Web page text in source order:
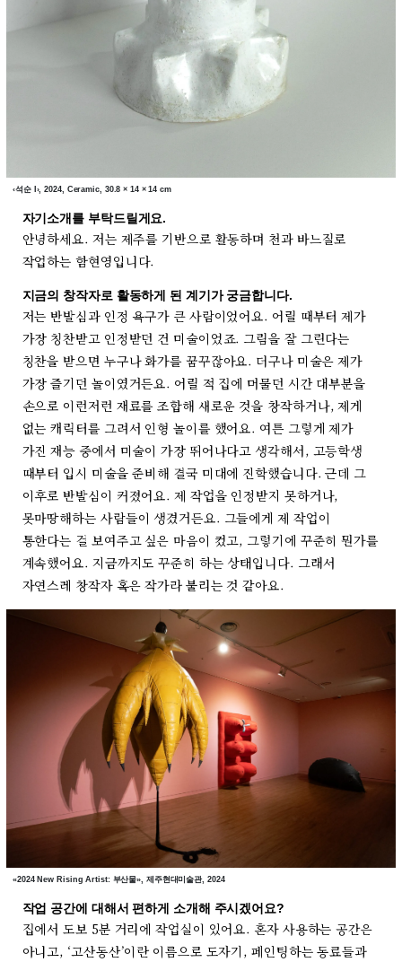
‹석순 I›, 2024, Ceramic, 30.8 × 14 × 14 cm
자기소개를 부탁드릴게요.
안녕하세요. 저는 제주를 기반으로 활동하며 천과 바느질로
작업하는 함현영입니다.
지금의 창작자로 활동하게 된 계기가 궁금합니다.
저는 반발심과 인정 욕구가 큰 사람이었어요. 어릴 때부터 제가
가장 칭찬받고 인정받던 건 미술이었죠. 그림을 잘 그린다는
칭찬을 받으면 누구나 화가를 꿈꾸잖아요. 더구나 미술은 제가
가장 즐기던 놀이였거든요. 어릴 적 집에 머물던 시간 대부분을
손으로 이런저런 재료를 조합해 새로운 것을 창작하거나, 제게
없는 캐릭터를 그려서 인형 놀이를 했어요. 여튼 그렇게 제가
가진 재능 중에서 미술이 가장 뛰어나다고 생각해서, 고등학생
때부터 입시 미술을 준비해 결국 미대에 진학했습니다. 근데 그
이후로 반발심이 커졌어요. 제 작업을 인정받지 못하거나,
못마땅해하는 사람들이 생겼거든요. 그들에게 제 작업이
통한다는 걸 보여주고 싶은 마음이 컸고, 그렇기에 꾸준히 뭔가를
계속했어요. 지금까지도 꾸준히 하는 상태입니다. 그래서
자연스레 창작자 혹은 작가라 불리는 것 같아요.
«2024 New Rising Artist: 부산물», 제주현대미술관, 2024
작업 공간에 대해서 편하게 소개해 주시겠어요?
집에서 도보 5분 거리에 작업실이 있어요. 혼자 사용하는 공간은
아니고, ‘고산동산’이란 이름으로 도자기, 페인팅하는 동료들과